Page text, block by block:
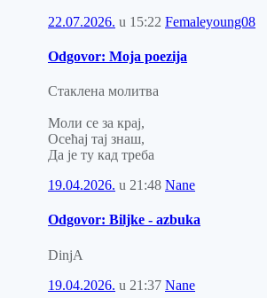
22.07.2026. u 15:22 Femaleyoung08
Odgovor: Moja poezija
Стаклена молитва
Моли се за крај,
Осећај тај знаш,
Да је ту кад треба
19.04.2026. u 21:48 Nane
Odgovor: Biljke - azbuka
DinjA
19.04.2026. u 21:37 Nane